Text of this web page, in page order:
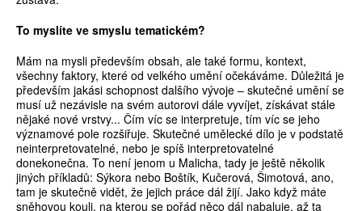
To myslíte ve smyslu tematickém?
Mám na mysli především obsah, ale také formu, kontext,
všechny faktory, které od velkého umění očekáváme. Důležitá je
především jakási schopnost dalšího vývoje – skutečné umění se
musí už nezávisle na svém autorovi dále vyvíjet, získávat stále
nějaké nové vrstvy... Čím víc se interpretuje, tím víc se jeho
významové pole rozšiřuje. Skutečné umělecké dílo je v podstatě
neinterpretovatelné, nebo je spíš interpretovatelné
donekonečna. To není jenom u Malicha, tady je ještě několik
jiných příkladů: Sýkora nebo Boštík, Kučerová, Šimotová, ano,
tam je skutečně vidět, že jejich práce dál žijí. Jako když máte
sněhovou kouli, na kterou se pořád něco dál nabaluje, až ta